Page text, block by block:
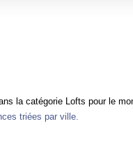
la catégorie Lofts pour le
triées par ville.